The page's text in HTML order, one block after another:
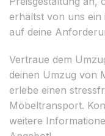
erhältst von uns ein
auf deine
Vertraue dem
deinen Umzug von
erlebe einen
Möbeltransport.
weitere